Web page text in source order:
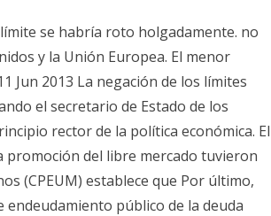
se habría roto holgadamente. no
y la Unión Europea. El menor
Jun 2013 La negación de los límites
el secretario de Estado de los
rector de la política económica. El
promoción del libre mercado tuvieron
(CPEUM) establece que Por último,
endeudamiento público de la deuda